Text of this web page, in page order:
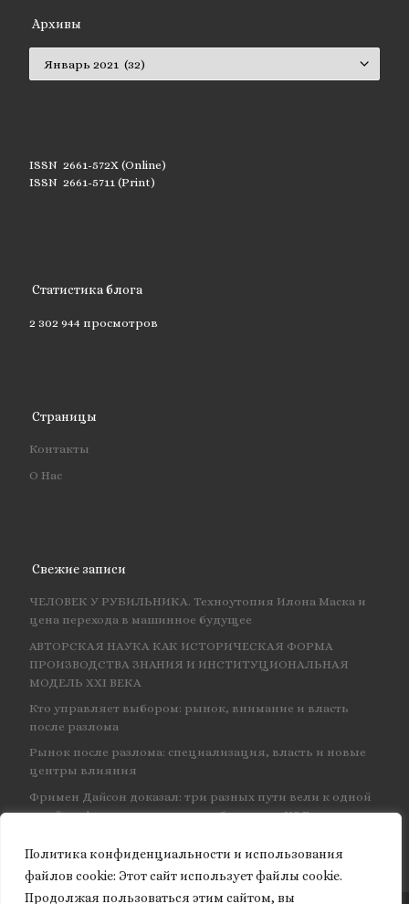
Политика конфиденциальности и использования
файлов сookie: Этот сайт использует файлы cookie.
Продолжая пользоваться этим сайтом, вы
Архивы
ISSN 2661-572X (Online)
ISSN 2661-5711 (Print)
Статистика блога
2 302 944 просмотров
Страницы
Контакты
О Нас
Свежие записи
ЧЕЛОВЕК У РУБИЛЬНИКА. Техноутопия Илона Маска и
цена перехода в машинное будущее
АВТОРСКАЯ НАУКА КАК ИСТОРИЧЕСКАЯ ФОРМА
ПРОИЗВОДСТВА ЗНАНИЯ И ИНСТИТУЦИОНАЛЬНАЯ
МОДЕЛЬ XXI ВЕКА
Кто управляет выбором: рынок, внимание и власть
после разлома
Рынок после разлома: специализация, власть и новые
центры влияния
Фримен Дайсон доказал: три разных пути вели к одной
и той же физике — и навсегда объединил КЭД